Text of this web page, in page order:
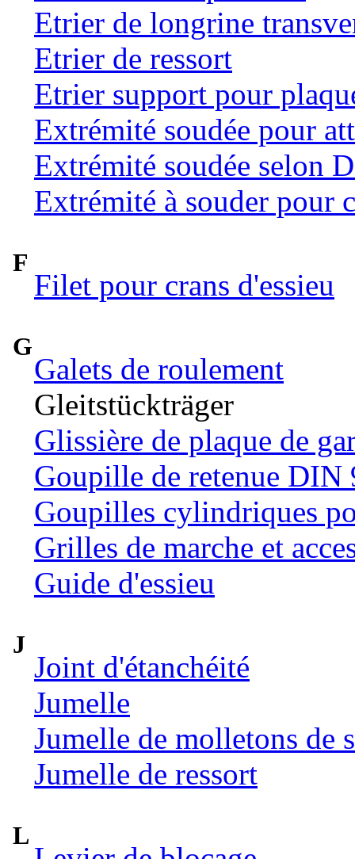
Etrier de longrine
Etrier de ressort
Etrier support pour
Extrémité soudée pour
Extrémité soudée selon
Extrémité à souder pour
F
Filet pour crans d'essieu
G
Galets de roulement
Gleitstückträger
Glissière de plaque de
Goupille de retenue DIN
Goupilles cylindriques
Grilles de marche et
Guide d'essieu
J
Joint d'étanchéité
Jumelle
Jumelle de molletons de
Jumelle de ressort
L